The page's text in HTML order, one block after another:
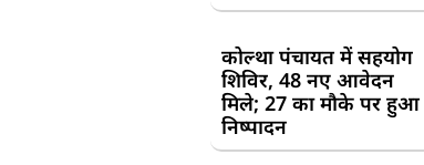
कोल्था पंचायत में सहयोग
शिविर, 48 नए आवेदन
मिले; 27 का मौके पर हुआ
निष्पादन